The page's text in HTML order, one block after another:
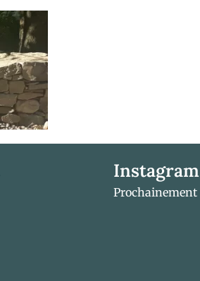
Instagram
Prochainement